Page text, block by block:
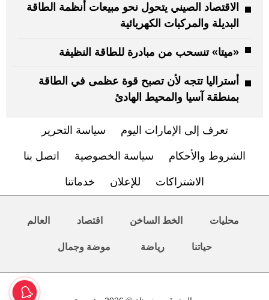
الاقتصاد الصيني يتحول نحو مبيعات أنظمة الطاقة
البديلة والمركبات الكهربائية
«ميتا» تنسحب من مبادرة للطاقة النظيفة
أستراليا تتجه لأن تصبح قوة عظمى في الطاقة
بمنطقة آسيا والمحيط الهادئ
تعرف إلى الإمارات اليوم سياسة التحرير
الشروط والأحكام سياسة الخصوصية اتصل بنا
الاشتراكات للإعلان خدماتنا
محليات الخط الساخن اقتصاد العالم
حياتنا رياضة موضة وجمال